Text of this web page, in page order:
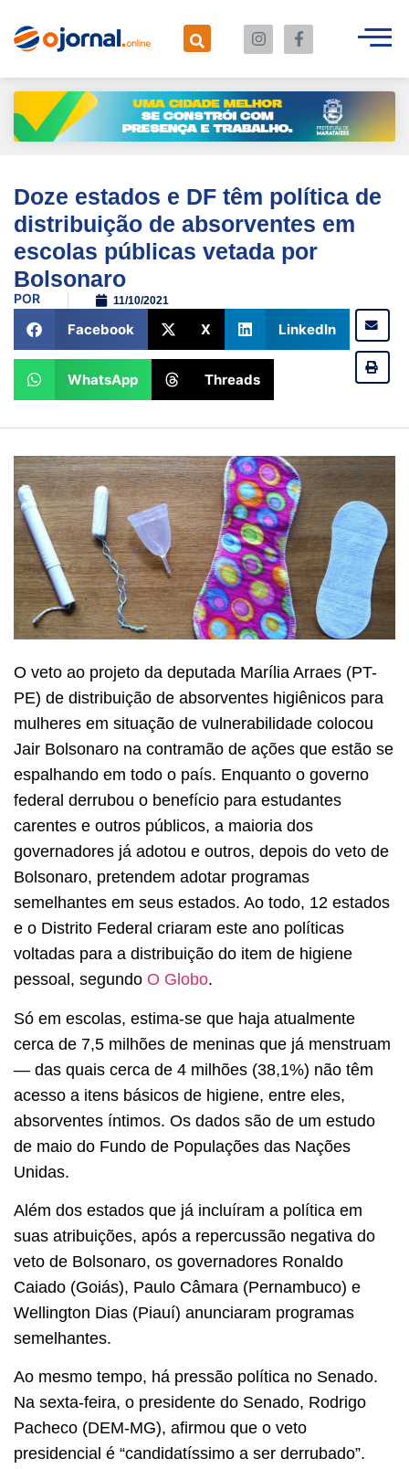
Doze estados e DF têm política de
distribuição de absorventes em
escolas públicas vetada por
Bolsonaro
POR 11/10/2021
Facebook X LinkedIn
WhatsApp Threads
O veto ao projeto da deputada Marília Arraes (PT-
PE) de distribuição de absorventes higiênicos para
mulheres em situação de vulnerabilidade colocou
Jair Bolsonaro na contramão de ações que estão se
espalhando em todo o país. Enquanto o governo
federal derrubou o benefício para estudantes
carentes e outros públicos, a maioria dos
governadores já adotou e outros, depois do veto de
Bolsonaro, pretendem adotar programas
semelhantes em seus estados. Ao todo, 12 estados
e o Distrito Federal criaram este ano políticas
voltadas para a distribuição do item de higiene
pessoal, segundo O Globo.
Só em escolas, estima-se que haja atualmente
cerca de 7,5 milhões de meninas que já menstruam
— das quais cerca de 4 milhões (38,1%) não têm
acesso a itens básicos de higiene, entre eles,
absorventes íntimos. Os dados são de um estudo
de maio do Fundo de Populações das Nações
Unidas.
Além dos estados que já incluíram a política em
suas atribuições, após a repercussão negativa do
veto de Bolsonaro, os governadores Ronaldo
Caiado (Goiás), Paulo Câmara (Pernambuco) e
Wellington Dias (Piauí) anunciaram programas
semelhantes.
Ao mesmo tempo, há pressão política no Senado.
Na sexta-feira, o presidente do Senado, Rodrigo
Pacheco (DEM-MG), afirmou que o veto
presidencial é “candidatíssimo a ser derrubado”.